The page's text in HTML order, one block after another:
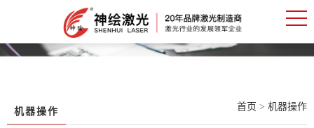
机器操作 首页 > 机器操作